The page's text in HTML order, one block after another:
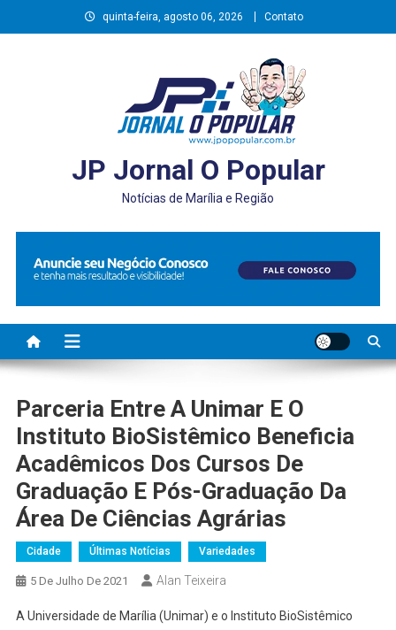
to
quinta-feira, agosto 06, 2026 Contato
JP Jornal O Popular
Notícias de Marília e Região
Parceria Entre A Unimar E O
Instituto BioSistêmico Beneficia
Acadêmicos Dos Cursos De
Graduação E Pós-Graduação Da
Área De Ciências Agrárias
Cidade Últimas Notícias Variedades
5 De Julho De 2021 Alan Teixeira
A Universidade de Marília (Unimar) e o Instituto BioSistêmico